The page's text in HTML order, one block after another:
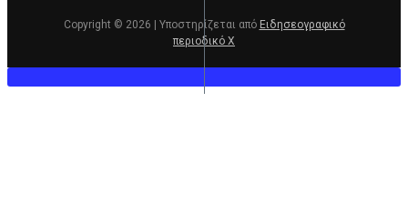
Copyright © 2026 | Υποστηρίζεται από Ειδησεογραφικό
περιοδικό Χ